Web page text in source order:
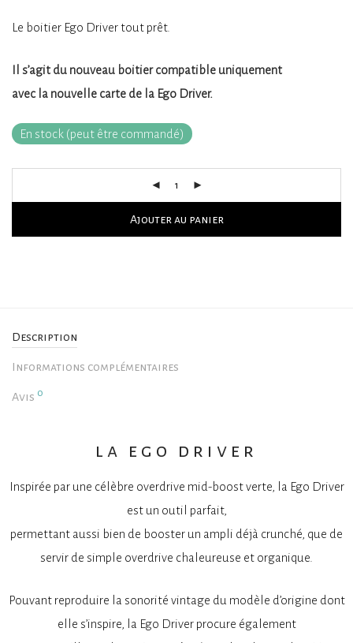
Le boitier Ego Driver tout prêt.
Il s’agit du nouveau boitier compatible uniquement
avec la nouvelle carte de la Ego Driver.
En stock (peut être commandé)
Ajouter au panier
Description
Informations complémentaires
Avis 0
la ego driver
Inspirée par une célèbre overdrive mid-boost verte, la Ego Driver
est un outil parfait,
permettant aussi bien de booster un ampli déjà crunché, que de
servir de simple overdrive chaleureuse et organique.
Pouvant reproduire la sonorité vintage du modèle d’origine dont
elle s’inspire, la Ego Driver procure également